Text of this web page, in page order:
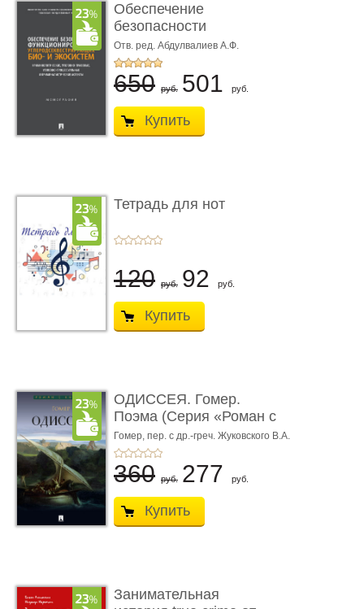
Обеспечение
безопасности
функционирования уг
...
Отв. ред. Абдулвалиев А.Ф.
650 руб. 501 руб.
Купить
Тетрадь для нот
120 руб. 92 руб.
Купить
ОДИССЕЯ. Гомер.
Поэма (Серия «Роман с
книгой»)
Гомер, пер. с др.-греч. Жуковского В.А.
360 руб. 277 руб.
Купить
Занимательная